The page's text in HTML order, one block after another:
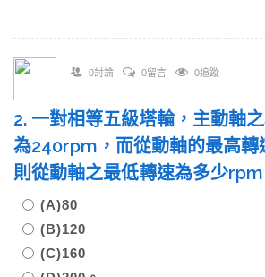
0討論 0留言 0追蹤
2. 一對相等五級塔輪，主動軸
為240rpm，而從動軸的最高轉
則從動軸之最低轉速為多少
(A)80
(B)120
(C)160